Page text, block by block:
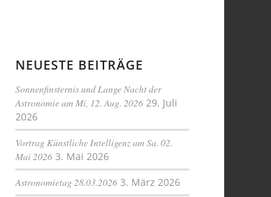
NEUESTE BEITRÄGE
Sonnenfinsternis und Lange Nacht der
Astronomie am Mi, 12. Aug. 2026 29. Juli
2026
Vortrag Künstliche Intelligenz am Sa. 02.
Mai 2026 3. Mai 2026
Astronomietag 28.03.2026 3. März 2026